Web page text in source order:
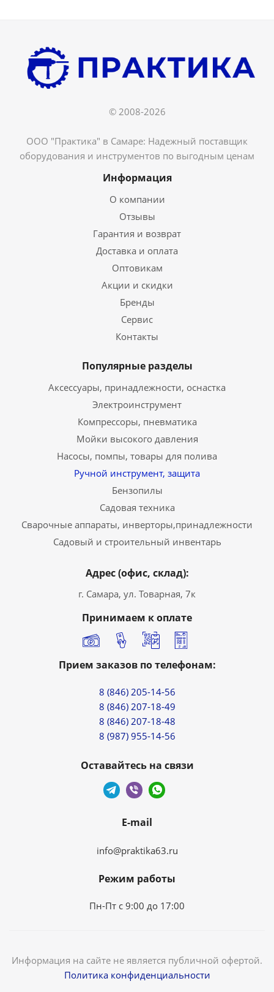
© 2008-2026
ООО "Практика" в Самаре: Надежный поставщик
оборудования и инструментов по выгодным ценам
Информация
О компании
Отзывы
Гарантия и возврат
Доставка и оплата
Оптовикам
Акции и скидки
Бренды
Сервис
Контакты
Популярные разделы
Аксессуары, принадлежности, оснастка
Электроинструмент
Компрессоры, пневматика
Мойки высокого давления
Насосы, помпы, товары для полива
Ручной инструмент, защита
Бензопилы
Садовая техника
Сварочные аппараты, инверторы,принадлежности
Садовый и строительный инвентарь
Адрес (офис, склад):
г. Самара, ул. Товарная, 7к
Принимаем к оплате
Прием заказов по телефонам:
8 (846) 205-14-56
8 (846) 207-18-49
8 (846) 207-18-48
8 (987) 955-14-56
Оставайтесь на связи
E-mail
info@praktika63.ru
Режим работы
Пн-Пт с 9:00 до 17:00
Информация на сайте не является публичной офертой.
Политика конфиденциальности